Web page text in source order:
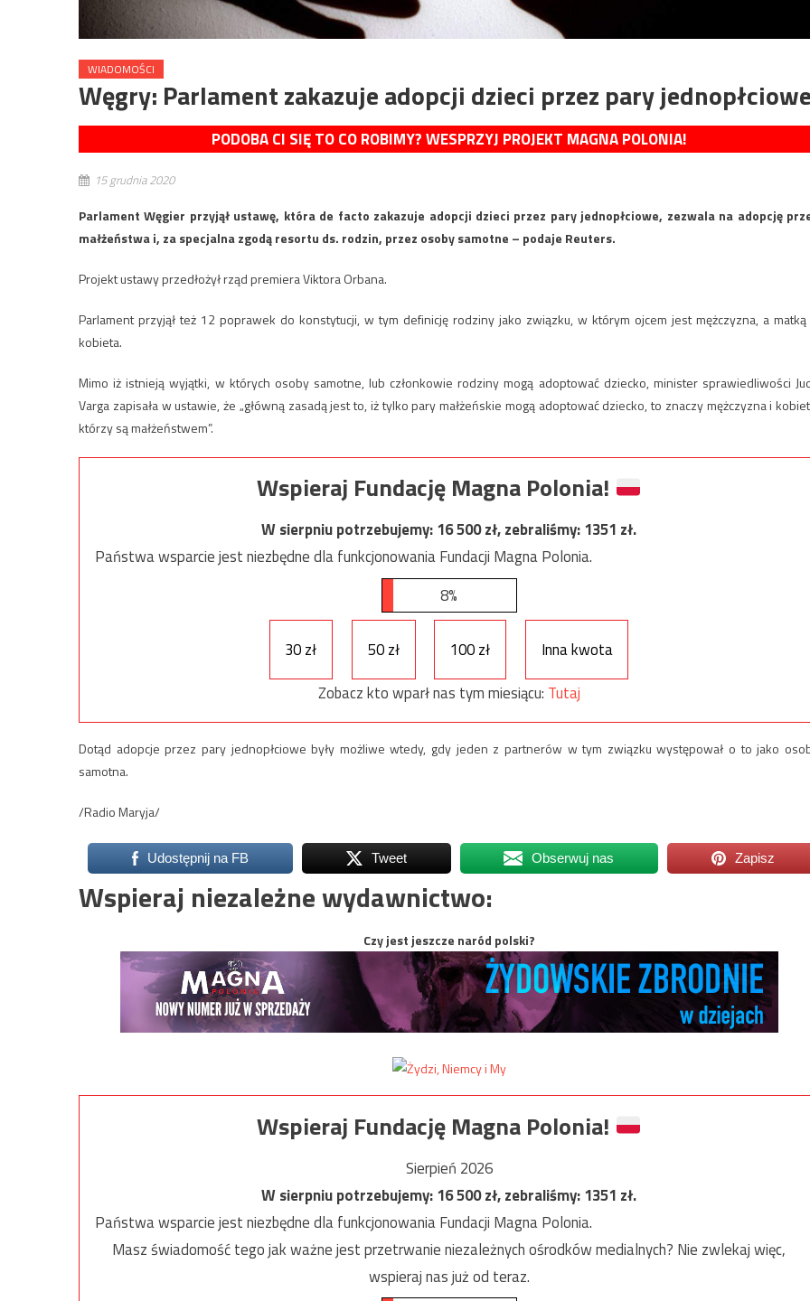
WIADOMOŚCI
Węgry: Parlament zakazuje adopcji dzieci przez pary
PODOBA CI SIĘ TO CO ROBIMY? WESPRZYJ PROJEKT MAGNA POLONIA!
15 grudnia 2020
Parlament Węgier przyjął ustawę, która de facto zakazuje adopcji dzieci przez pary jednopłciowe, zezwala na adopcję
małżeństwa i, za specjalna zgodą resortu ds. rodzin, przez osoby samotne – podaje Reuters.
Projekt ustawy przedłożył rząd premiera Viktora Orbana.
Parlament przyjął też 12 poprawek do konstytucji, w tym definicję rodziny jako związku, w którym ojcem jest mężczyzna, a
kobieta.
Mimo iż istnieją wyjątki, w których osoby samotne, lub członkowie rodziny mogą adoptować dziecko, minister sprawiedliwości
Varga zapisała w ustawie, że „główną zasadą jest to, iż tylko pary małżeńskie mogą adoptować dziecko, to znaczy mężczyzna i
którzy są małżeństwem”.
Wspieraj Fundację Magna Polonia!
W sierpniu potrzebujemy:16 500zł, zebraliśmy:1351 zł.
Państwa wsparcie jest niezbędne dla funkcjonowania Fundacji Magna Polonia.
8%
30 zł 50 zł 100 zł
Inna kwota
Zobacz kto wparł nas tym miesiącu: Tutaj
Dotąd adopcje przez pary jednopłciowe były możliwe wtedy, gdy jeden z partnerów w tym związku występował o to jako
samotna.
/Radio Maryja/
Udostępnij na FB Tweet Obserwuj nas Zapisz
Wspieraj niezależne wydawnictwo:
Czy jest jeszcze naród polski?
Wspieraj Fundację Magna Polonia!
Sierpień 2026
W sierpniu potrzebujemy:16 500zł, zebraliśmy:1351 zł.
Państwa wsparcie jest niezbędne dla funkcjonowania Fundacji Magna Polonia.
Masz świadomość tego jak ważne jest przetrwanie niezależnych ośrodków medialnych? Nie zwlekaj więc,
wspieraj nas już od teraz.